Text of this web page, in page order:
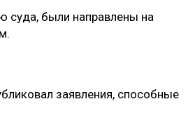
суда, были направлены на
заявления, способные